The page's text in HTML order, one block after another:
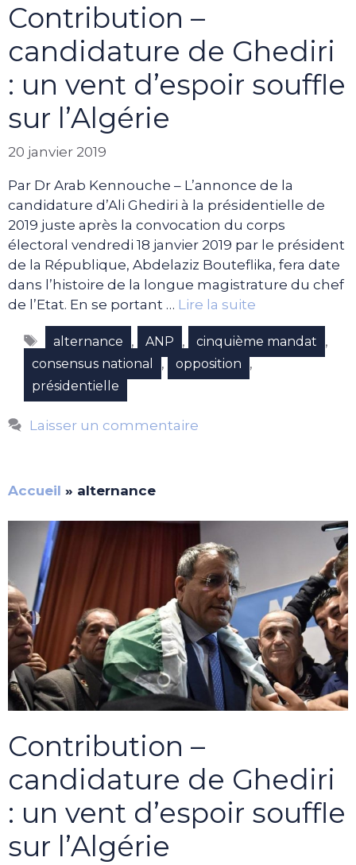
Contribution –
candidature de Ghediri
: un vent d’espoir souffle
sur l’Algérie
20 janvier 2019
Par Dr Arab Kennouche – L’annonce de la
candidature d’Ali Ghediri à la présidentielle de
2019 juste après la convocation du corps
électoral vendredi 18 janvier 2019 par le président
de la République, Abdelaziz Bouteflika, fera date
dans l’histoire de la longue magistrature du chef
de l’Etat. En se portant … Lire la suite
Étiquettes
alternance , ANP , cinquième mandat ,
consensus national , opposition ,
présidentielle
Laisser un commentaire
Accueil » alternance
Contribution –
candidature de Ghediri
: un vent d’espoir souffle
sur l’Algérie